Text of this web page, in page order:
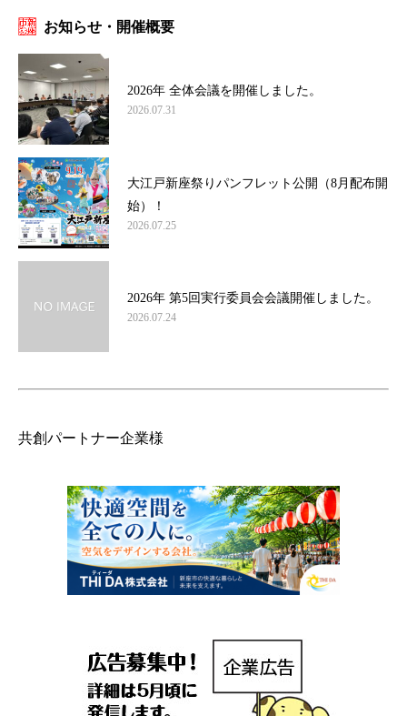
お知らせ・開催概要
2026年 全体会議を開催しました。
2026.07.31
大江戸新座祭りパンフレット公開（8月配布開
始）！
2026.07.25
2026年 第5回実行委員会会議開催しました。
2026.07.24
共創パートナー企業様